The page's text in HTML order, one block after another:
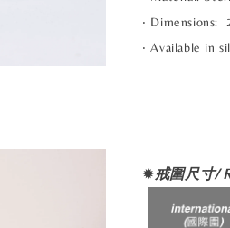
‧ Dimensions:
‧ Available in
✹戒圍尺寸/